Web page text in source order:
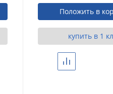
белая матовая
AC0105-
Положить в
купить в 1
Сравнить